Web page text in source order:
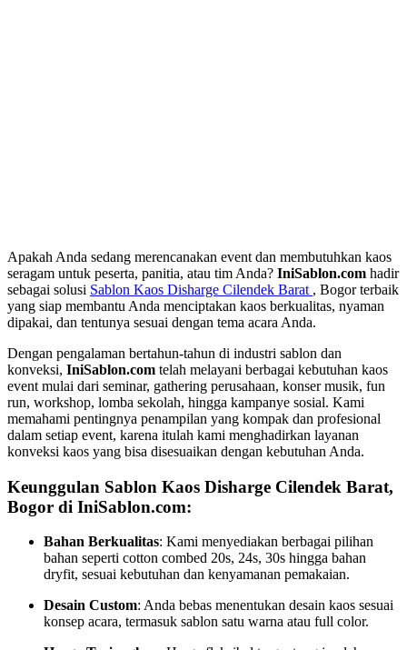
Apakah Anda sedang merencanakan event dan membutuhkan kaos
seragam untuk peserta, panitia, atau tim Anda? IniSablon.com hadir
sebagai solusi Sablon Kaos Disharge Cilendek Barat , Bogor terbaik
yang siap membantu Anda menciptakan kaos berkualitas, nyaman
dipakai, dan tentunya sesuai dengan tema acara Anda.
Dengan pengalaman bertahun-tahun di industri sablon dan
konveksi, IniSablon.com telah melayani berbagai kebutuhan kaos
event mulai dari seminar, gathering perusahaan, konser musik, fun
run, workshop, lomba sekolah, hingga kampanye sosial. Kami
memahami pentingnya penampilan yang kompak dan profesional
dalam setiap event, karena itulah kami menghadirkan layanan
konveksi kaos yang bisa disesuaikan dengan kebutuhan Anda.
Keunggulan Sablon Kaos Disharge Cilendek Barat,
Bogor di IniSablon.com:
Bahan Berkualitas: Kami menyediakan berbagai pilihan
bahan seperti cotton combed 20s, 24s, 30s hingga bahan
dryfit, sesuai kebutuhan dan kenyamanan pemakaian.
Desain Custom: Anda bebas menentukan desain kaos sesuai
konsep acara, termasuk sablon satu warna atau full color.